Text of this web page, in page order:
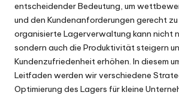
entscheidender Bedeutung, um
und den Kundenanforderungen gerecht
organisierte Lagerverwaltung kann nicht
sondern auch die Produktivität steigern
Kundenzufriedenheit erhöhen. In diesem
Leitfaden werden wir verschiedene
Optimierung des Lagers für kleine